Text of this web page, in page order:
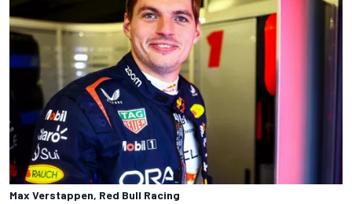
Max Verstappen, Red Bull Racing